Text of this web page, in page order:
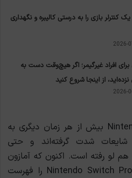
کنترلر بازی را به درستی کالیبره و نگهداری
2026-
برای افراد غیرگیمر؛ اگر هیچ‌وقت دست به
از اینجا شروع کنید
2026-
حال Nintendo Switch Pro بیش از هر زمان دیگری به
شدت گرفته‌اند و حتی
لو رفته است. اکنون که آمازون
مکزیک برای لحظاتی Nintendo Switch Pro را فهرست